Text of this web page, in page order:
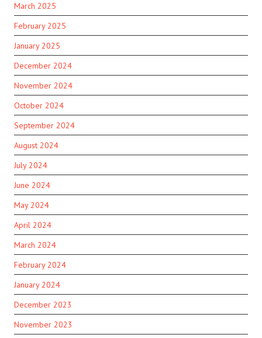
March 2025
February 2025
January 2025
December 2024
November 2024
October 2024
September 2024
August 2024
July 2024
June 2024
May 2024
April 2024
March 2024
February 2024
January 2024
December 2023
November 2023